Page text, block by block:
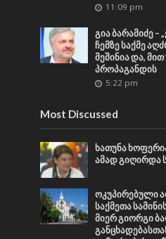
11:09 pm
გია ბარამიძე –
ჩემზე საქმე
მეშინია და,
პროპაგანდის
5:22 pm
Most Discussed
ხათუნა
ამად გიღირდა
ოკუპირებული
საქმეთა
მიერ გიორგი